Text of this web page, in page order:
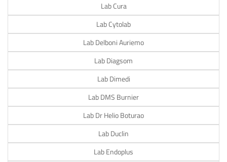
Lab Cura
Lab Cytolab
Lab Delboni Auriemo
Lab Diagsom
Lab Dimedi
Lab DMS Burnier
Lab Dr Helio Boturao
Lab Duclin
Lab Endoplus